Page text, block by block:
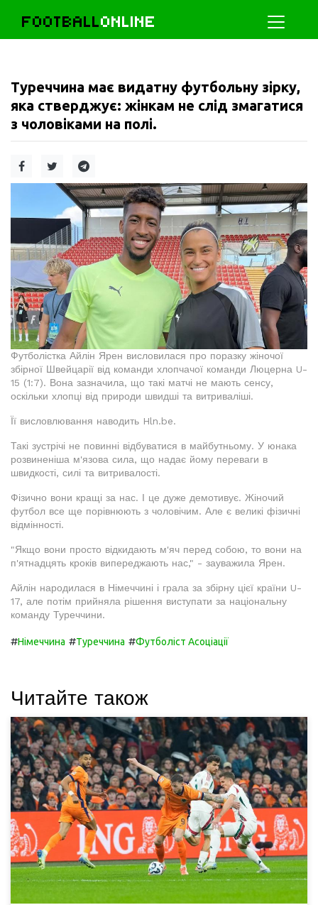
FOOTBALLONLINE
Туреччина має видатну футбольну зірку,
яка стверджує: жінкам не слід змагатися
з чоловіками на полі.
Футболістка Айлін Ярен висловилася про поразку жіночої
збірної Швейцарії від команди хлопчачої команди Люцерна U-
15 (1:7). Вона зазначила, що такі матчі не мають сенсу,
оскільки хлопці від природи швидші та витриваліші.
Її висловлювання наводить Hln.be.
Такі зустрічі не повинні відбуватися в майбутньому. У юнака
розвиненіша м'язова сила, що надає йому переваги в
швидкості, силі та витривалості.
Фізично вони кращі за нас. І це дуже демотивує. Жіночий
футбол все ще порівнюють з чоловічим. Але є великі фізичні
відмінності.
"Якщо вони просто відкидають м'яч перед собою, то вони на
п'ятнадцять кроків випереджають нас," - зауважила Ярен.
Айлін народилася в Німеччині і грала за збірну цієї країни U-
17, але потім прийняла рішення виступати за національну
команду Туреччини.
#Німеччина #Туреччина #Футболіст Асоціації
Читайте також